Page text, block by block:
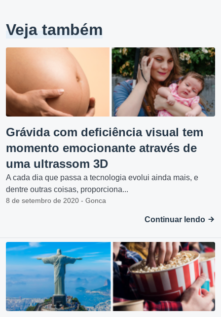
Veja também
Grávida com deficiência visual tem
momento emocionante através de
uma ultrassom 3D
A cada dia que passa a tecnologia evolui ainda mais, e
dentre outras coisas, proporciona...
8 de setembro de 2020 - Gonca
Continuar lendo